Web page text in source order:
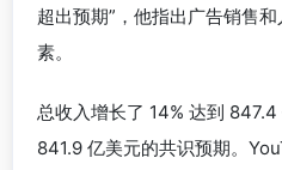
超出预期”，他指出广告销售
素。
总收入增长了 14% 达到
841.9 亿美元的共识预期。